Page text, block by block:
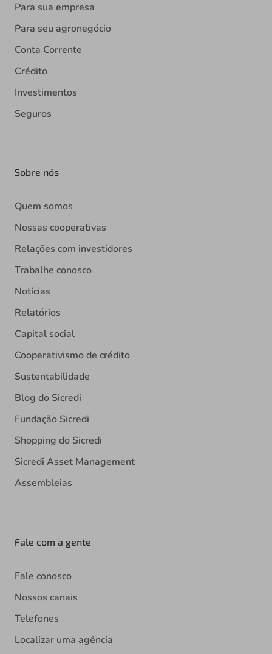
Para sua empresa
Para seu agronegócio
Conta Corrente
Crédito
Investimentos
Seguros
Sobre nós
Quem somos
Nossas cooperativas
Relações com investidores
Trabalhe conosco
Notícias
Relatórios
Capital social
Cooperativismo de crédito
Sustentabilidade
Blog do Sicredi
Fundação Sicredi
Shopping do Sicredi
Sicredi Asset Management
Assembleias
Fale com a gente
Fale conosco
Nossos canais
Telefones
Localizar uma agência